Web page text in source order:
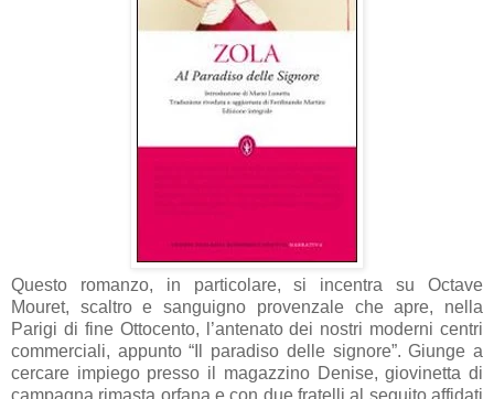
Questo romanzo, in particolare, si incentra su Octave
Mouret, scaltro e sanguigno provenzale che apre, nella
Parigi di fine Ottocento, l’antenato dei nostri moderni centri
commerciali, appunto “Il paradiso delle signore”. Giunge a
cercare impiego presso il magazzino Denise, giovinetta di
campagna rimasta orfana e con due fratelli al seguito affidati